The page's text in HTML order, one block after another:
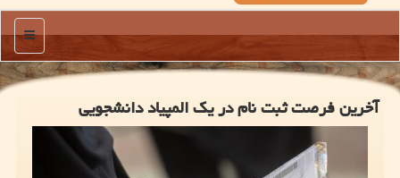
منو
آخرین فرصت ثبت نام در یك المپیاد دانشجویی